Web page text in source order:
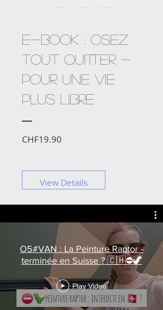
E-Book : OSEZ
TOUT QUITTER -
POUR UNE VIE
PLUS LIBRE
CHF19.90
View Details
O5#VAN : La Peinture Raptor -
terminée en Suisse ? 🇨🇭⛔️🦖
Play Video